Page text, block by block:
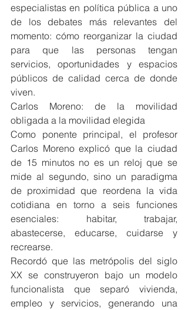
especialistas en política pública a uno
de los debates más relevantes del
momento: cómo reorganizar la ciudad
para que las personas tengan
servicios, oportunidades y espacios
públicos de calidad cerca de donde
viven.
Carlos Moreno: de la movilidad
obligada a la movilidad elegida
Como ponente principal, el profesor
Carlos Moreno explicó que la ciudad
de 15 minutos no es un reloj que se
mide al segundo, sino un paradigma
de proximidad que reordena la vida
cotidiana en torno a seis funciones
esenciales: habitar, trabajar,
abastecerse, educarse, cuidarse y
recrearse.
Recordó que las metrópolis del siglo
XX se construyeron bajo un modelo
funcionalista que separó vivienda,
empleo y servicios, generando una